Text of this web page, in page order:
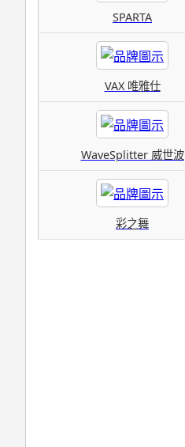
SPARTA
VAX 唯雅仕
WaveSplitter 威世波
彩之舞